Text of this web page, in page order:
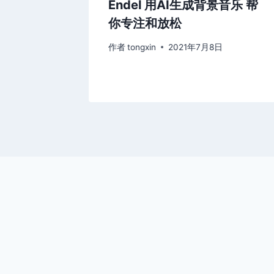
Endel 用AI生成背景音乐 帮
你专注和放松
作者tongxin 2021年7月8日